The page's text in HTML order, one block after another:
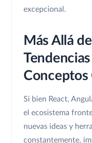
excepcional.
Más Allá
Conceptos
Si bien React,
el ecosistema
nuevas ideas y
constantemente,